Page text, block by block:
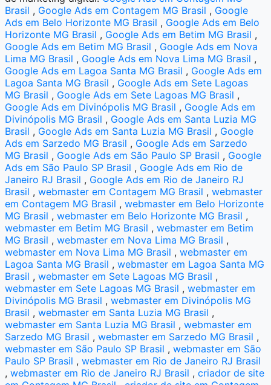
Brasil , Google Ads em Contagem MG Brasil , Google
Ads em Belo Horizonte MG Brasil , Google Ads em Belo
Horizonte MG Brasil , Google Ads em Betim MG Brasil ,
Google Ads em Betim MG Brasil , Google Ads em Nova
Lima MG Brasil , Google Ads em Nova Lima MG Brasil ,
Google Ads em Lagoa Santa MG Brasil , Google Ads em
Lagoa Santa MG Brasil , Google Ads em Sete Lagoas
MG Brasil , Google Ads em Sete Lagoas MG Brasil ,
Google Ads em Divinópolis MG Brasil , Google Ads em
Divinópolis MG Brasil , Google Ads em Santa Luzia MG
Brasil , Google Ads em Santa Luzia MG Brasil , Google
Ads em Sarzedo MG Brasil , Google Ads em Sarzedo
MG Brasil , Google Ads em São Paulo SP Brasil , Google
Ads em São Paulo SP Brasil , Google Ads em Rio de
Janeiro RJ Brasil , Google Ads em Rio de Janeiro RJ
Brasil ,webmaster em Contagem MG Brasil ,webmaster
em Contagem MG Brasil ,webmaster em Belo Horizonte
MG Brasil ,webmaster em Belo Horizonte MG Brasil ,
webmaster em Betim MG Brasil ,webmaster em Betim
MG Brasil ,webmaster em Nova Lima MG Brasil ,
webmaster em Nova Lima MG Brasil ,webmaster em
Lagoa Santa MG Brasil ,webmaster em Lagoa Santa MG
Brasil ,webmaster em Sete Lagoas MG Brasil ,
webmaster em Sete Lagoas MG Brasil ,webmaster em
Divinópolis MG Brasil ,webmaster em Divinópolis MG
Brasil ,webmaster em Santa Luzia MG Brasil ,
webmaster em Santa Luzia MG Brasil ,webmaster em
Sarzedo MG Brasil ,webmaster em Sarzedo MG Brasil ,
webmaster em São Paulo SP Brasil ,webmaster em São
Paulo SP Brasil ,webmaster em Rio de Janeiro RJ Brasil
,webmaster em Rio de Janeiro RJ Brasil ,criador de site